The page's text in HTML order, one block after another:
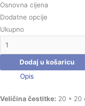
Osnovna cijena
Dodatne opcije
Ukupno
Dodaj u košaricu
Opis
Veličina čestitke: 20 * 20